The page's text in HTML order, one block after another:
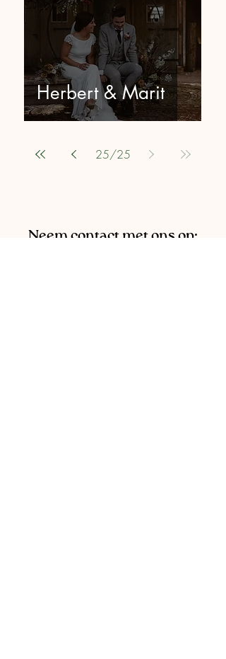
Herbert & Marit
25/25
Neem contact met ons op: